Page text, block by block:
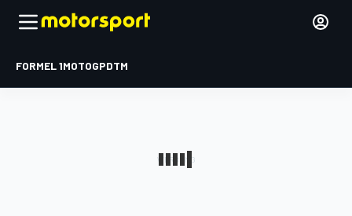
FORMEL 1MOTOGPDTM